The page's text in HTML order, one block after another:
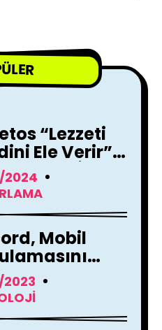
“Lezzeti
Ele Verir”
Filmi İle
!
2024
Mobil
Kararı
2023